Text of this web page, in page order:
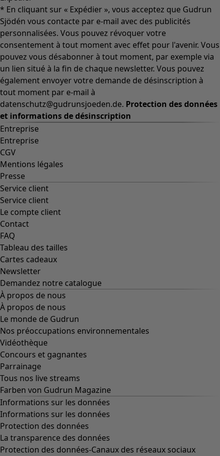
* En cliquant sur « Expédier », vous acceptez que Gudrun
Sjödén vous contacte par e-mail avec des publicités
personnalisées. Vous pouvez révoquer votre
consentement à tout moment avec effet pour l'avenir. Vous
pouvez vous désabonner à tout moment, par exemple via
un lien situé à la fin de chaque newsletter. Vous pouvez
également envoyer votre demande de désinscription à
tout moment par e-mail à
datenschutz@gudrunsjoeden.de. Protection des données
et informations de désinscription
Entreprise
Entreprise
CGV
Mentions légales
Presse
Service client
Service client
Le compte client
Contact
FAQ
Tableau des tailles
Cartes cadeaux
Newsletter
Demandez notre catalogue
À propos de nous
À propos de nous
Le monde de Gudrun
Nos préoccupations environnementales
Vidéothèque
Concours et gagnantes
Parrainage
Tous nos live streams
Farben von Gudrun Magazine
Informations sur les données
Informations sur les données
Protection des données
La transparence des données
Protection des données-Canaux des réseaux sociaux